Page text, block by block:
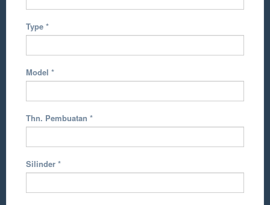
Type *
Model *
Thn. Pembuatan *
Silinder *